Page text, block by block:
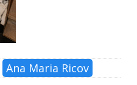
Ana Maria Ricov